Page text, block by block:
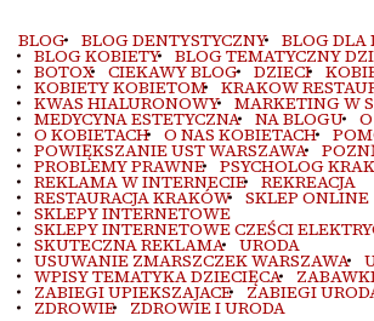
BLOG BLOG DENTYSTYCZNY BLOG DLA
BLOG KOBIETY BLOG TEMATYCZNY
BOTOX CIEKAWY BLOG DZIECI
KOBIETY KOBIETOM KRAKOW
KWAS HIALURONOWY MARKETING W
MEDYCYNA ESTETYCZNA NA BLOGU
O KOBIETACH O NAS KOBIETACH
POWIĘKSZANIE UST WARSZAWA
PROBLEMY PRAWNE PSYCHOLOG
REKLAMA W INTERNECIE REKREACJA
RESTAURACJA KRAKÓW SKLEP ONLINE
SKLEPY INTERNETOWE
SKLEPY INTERNETOWE CZEŚCI
SKUTECZNA REKLAMA URODA
USUWANIE ZMARSZCZEK WARSZAWA
WPISY TEMATYKA DZIECIĘCA
ZABIEGI UPIEKSZAJACE ZABIEGI
ZDROWIE ZDROWIE I URODA